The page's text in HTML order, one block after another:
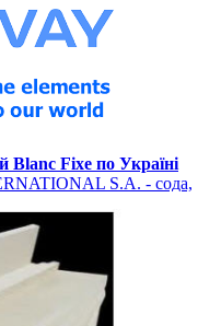
Blanc Fixe по Україні
S.A. - сода,